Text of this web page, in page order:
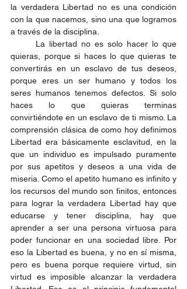
la verdadera Libertad no es una condición
con la que nacemos, sino una que logramos
a través de la disciplina.
quieras, porque si haces lo que quieras te
convertirás en un esclavo de tus deseos,
porque eres un ser humano y todos los
seres humanos tenemos defectos. Si solo
haces lo que quieras terminas
convirtiéndote en un esclavo de ti mismo. La
comprensión clásica de como hoy definimos
Libertad era básicamente esclavitud, en la
que un individuo es impulsado puramente
por sus apetitos y deseos a una vida de
miseria. Como el apetito humano es infinito y
los recursos del mundo son finitos, entonces
para lograr la verdadera Libertad hay que
educarse y tener disciplina, hay que
aprender a ser una persona virtuosa para
poder funcionar en una sociedad libre. Por
eso la Libertad es buena, y no en sí misma,
pero es buena porque requiere virtud, sin
virtud es imposible alcanzar la verdadera